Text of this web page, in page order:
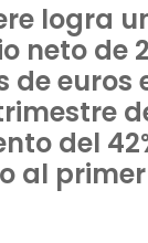
logra
neto de
de euros
del
al